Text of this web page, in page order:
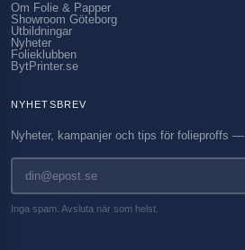
Om Folie & Papper
Showroom Göteborg
Utbildningar
Nyheter
Folieklubben
BytPrinter.se
NYHETSBREV
Nyheter, kampanjer och tips för folieproffs
Inga spam. Avsluta när som helst.